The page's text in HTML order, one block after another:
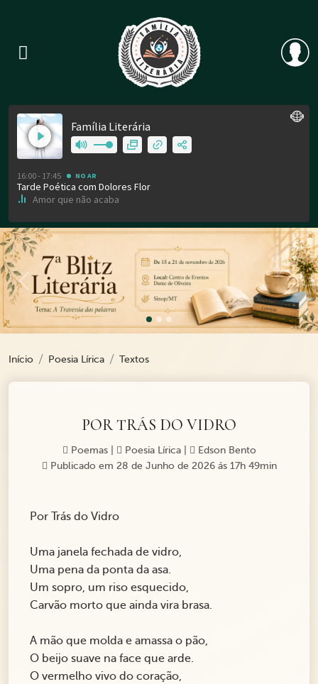
Previous
Início Poesia Lírica Textos
POR TRÁS DO VIDRO
Poemas| Poesia Lírica
Edson Bento
Publicado em 28 de Junho de 2026 ás 17h 49min
Por Trás do Vidro
Uma janela fechada de vidro,
Uma pena da ponta da asa.
Um sopro, um riso esquecido,
Carvão morto que ainda vira brasa.
A mão que molda e amassa o pão,
O beijo suave na face que arde.
O vermelho vivo do coração,